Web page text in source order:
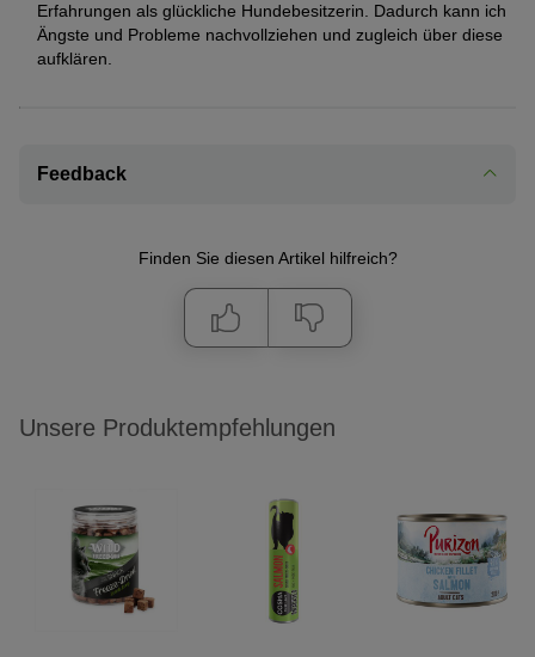
Erfahrungen als glückliche Hundebesitzerin. Dadurch kann ich
Ängste und Probleme nachvollziehen und zugleich über diese
aufklären.
Feedback
Finden Sie diesen Artikel hilfreich?
Unsere Produktempfehlungen